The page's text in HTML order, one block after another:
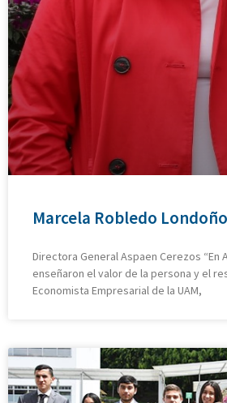
Marcela Robledo Londoño
Directora General Aspaen Cerezos “En
enseñaron el valor de la persona y el
Economista Empresarial de la UAM,